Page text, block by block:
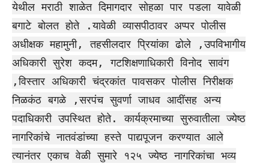
येथील मराठी शाळेत दिमागदार सोहळा पार पडला यावेळी
बगाटे बोलत होते .यावेळी व्यासपीठावर अप्पर पोलीस
अधीक्षक महामुनी, तहसीलदार प्रियांका ढोले ,उपविभागीय
अधिकारी सुरेश कदम, गटशिक्षणाधिकारी विनोद सावंग
,विस्तार अधिकारी चंद्रकांत पावसकर पोलीस निरीक्षक
निळकंठ बगळे ,सरपंच सुवर्णा जाधव आदींसह अन्य
पदाधिकारी उपस्थित होते. कार्यक्रमाच्या सुरुवातीला ज्येष्ठ
नागरिकांचे नातवंडांच्या हस्ते पाद्यपूजन करण्यात आले
त्यानंतर एकाच वेळी सुमारे १२५ ज्येष्ठ नागरिकांचा भव्य